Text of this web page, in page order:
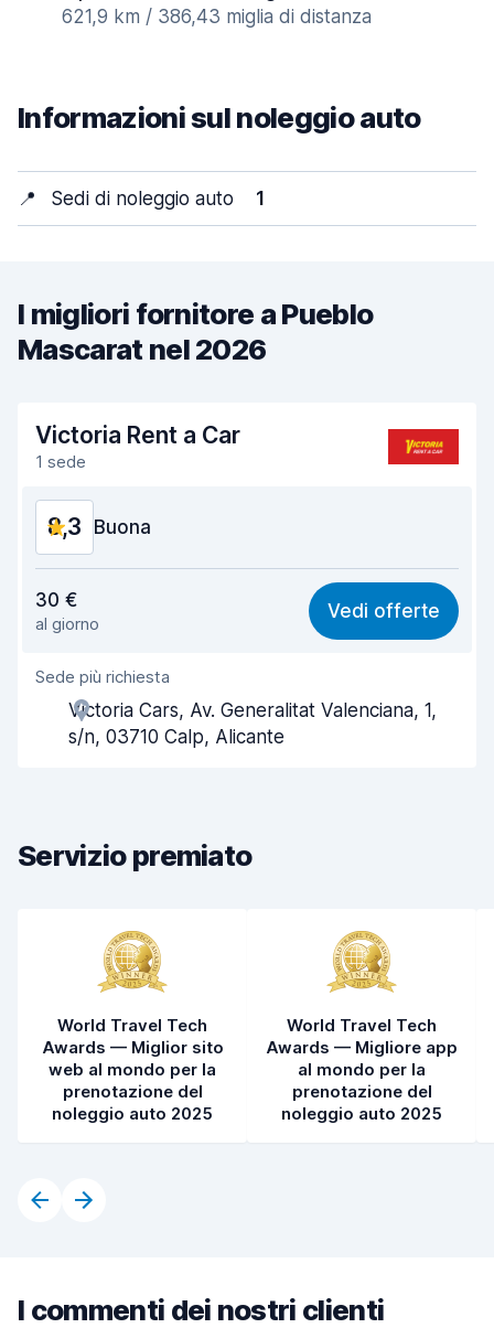
621,9 km / 386,43 miglia di distanza
Informazioni sul noleggio auto
📍 Sedi di noleggio auto 1
I migliori fornitore a Pueblo
Mascarat nel 2026
Victoria Rent a Car
1 sede
8,3 Buona
8,3
Facile da trovare 8,2
Gentilezza degli agenti
Rapidità del ritiro
Condizioni dell'auto
30 €
al giorno
Vedi offerte
Sede più richiesta
Victoria Cars, Av. Generalitat Valenciana, 1,
s/n, 03710 Calp, Alicante
Servizio premiato
World Travel Tech
Awards — Miglior sito
web al mondo per la
prenotazione del
noleggio auto 2025
World Travel Tech
Awards — Migliore app
al mondo per la
prenotazione del
noleggio auto 2025
I commenti dei nostri clienti